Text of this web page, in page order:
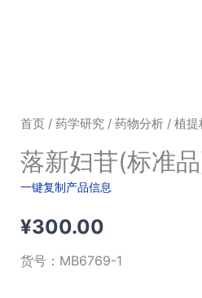
首页/ 药学研究/ 药物分析/ 植提
落新妇苷(标准
一键复制产品信息
¥300.00
货号： MB6769-1